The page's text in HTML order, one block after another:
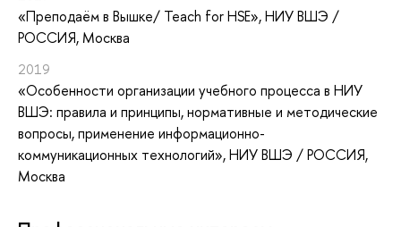
«Преподаём в Вышке/ Teach for HSE», НИУ ВШЭ /
РОССИЯ, Москва
2019
«Особенности организации учебного процесса в НИУ
ВШЭ: правила и принципы, нормативные и методические
вопросы, применение информационно-
коммуникационных технологий», НИУ ВШЭ / РОССИЯ,
Москва